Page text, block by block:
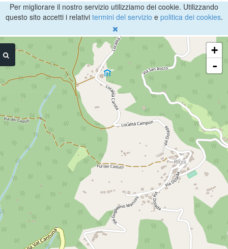
Per migliorare il nostro servizio utilizziamo dei cookie. Utilizzando
questo sito accetti i relativi termini del servizio e politica dei cookies.
+
-